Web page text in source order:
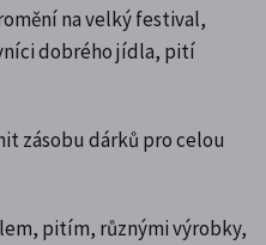
na velký festival,
dobrého jídla, pití
zásobu dárků pro celou
pitím, různými výrobky,